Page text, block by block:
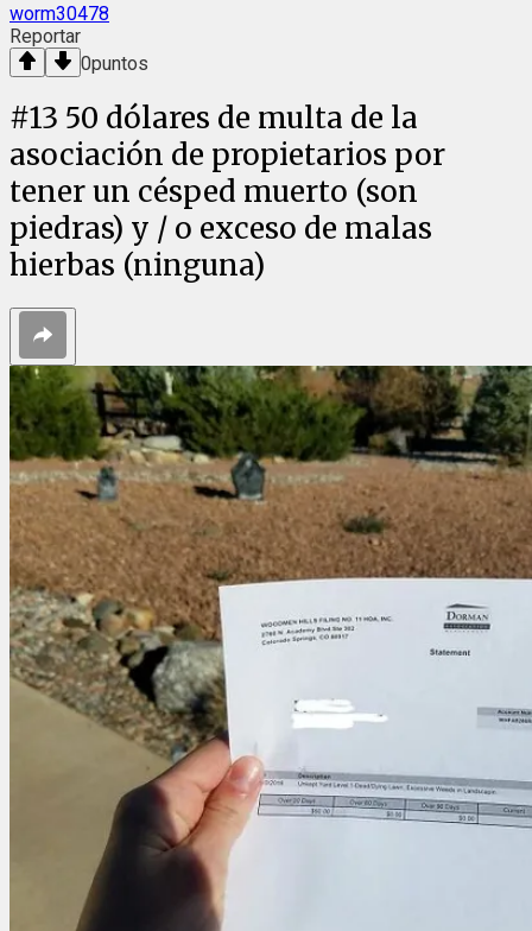
worm30478
Reportar
0puntos
#13 50 dólares de multa de la
asociación de propietarios por
tener un césped muerto (son
piedras) y / o exceso de malas
hierbas (ninguna)